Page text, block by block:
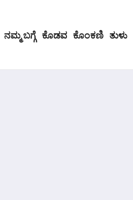
ನಮ್ಮ ಬಗ್ಗೆ ಕೊಡವ ಕೊಂಕಣಿ ತುಳು